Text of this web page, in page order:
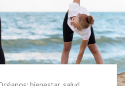
Ambiente y la Salud: